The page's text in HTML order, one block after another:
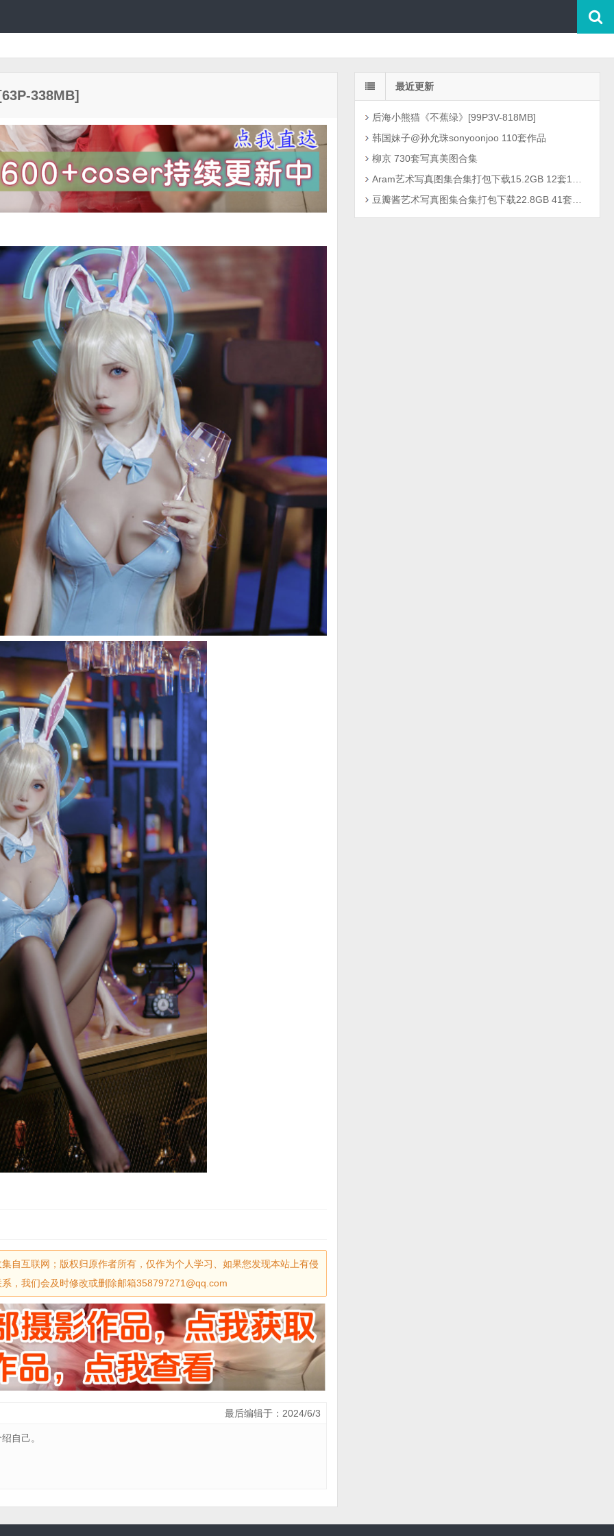
338MB]
自互联网；版权归原作者所有，仅作为个人学习、如果您发现本站上有侵
，我们会及时修改或删除邮箱358797271@qq.com
最后编辑于：2024/6/3
自己。
最近更新
后海小熊猫《不蕉绿》[99P3V-818MB]
韩国妹子@孙允珠sonyoonjoo 110套作品
柳京 730套写真美图合集